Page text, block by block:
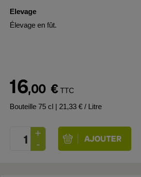
Elevage
Élevage en fût.
16,00 € TTC
Bouteille 75 cl | 21,33 € / Litre